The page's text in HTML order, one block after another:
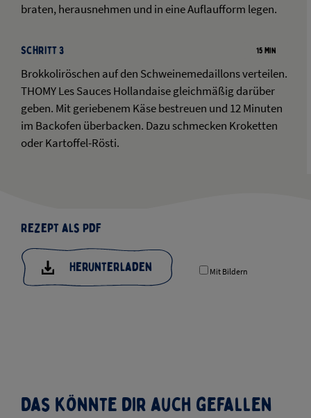
braten, herausnehmen und in eine Auflaufform legen.
Schritt 3 15 Min
Brokkoliröschen auf den Schweinemedaillons verteilen.
THOMY Les Sauces Hollandaise gleichmäßig darüber
geben. Mit geriebenem Käse bestreuen und 12 Minuten
im Backofen überbacken. Dazu schmecken Kroketten
oder Kartoffel-Rösti.
Rezept als PDF
Herunterladen Mit Bildern
Das könnte dir auch gefallen